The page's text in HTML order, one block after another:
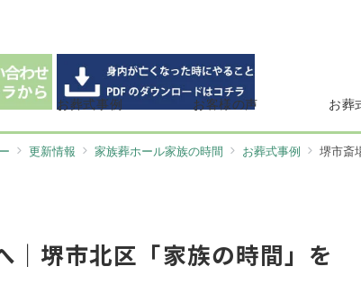
お葬式事例 お客様の声 お葬
更新情報 家族葬ホール家族の時間 お葬式事例 堺市斎
｜堺市北区「家族の時間」を